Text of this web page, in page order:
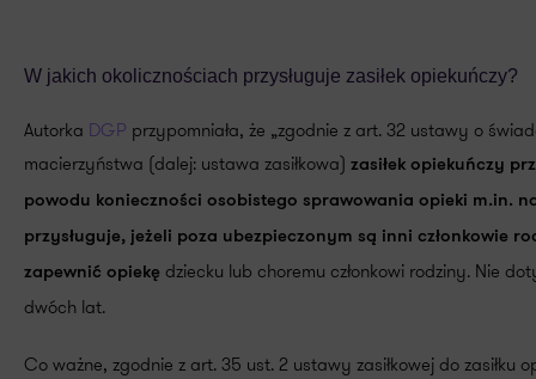
W jakich okolicznościach przysługuje zasiłek opiekuńczy?
Autorka DGP przypomniała, że „zgodnie z art. 32 ustawy o
macierzyństwa (dalej: ustawa zasiłkowa) zasiłek opiekuńczy
powodu konieczności osobistego sprawowania opieki m.in.
przysługuje, jeżeli poza ubezpieczonym są inni członkowie
zapewnić opiekę dziecku lub choremu członkowi rodziny. Nie
dwóch lat.
Co ważne, zgodnie z art. 35 ust. 2 ustawy zasiłkowej do zasiłku